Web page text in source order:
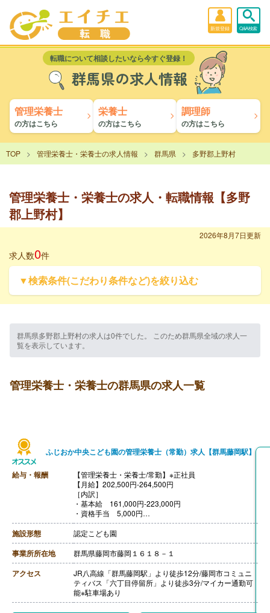
新規登録 Q&A検索
転職について相談したいなら今すぐ登録！
群馬県の求人情報
管理栄養士
の方はこちら
栄養士
の方はこちら
調理師
の方はこちら
TOP 管理栄養士・栄養士の求人情報 群馬県 多野郡上野村
管理栄養士・栄養士の求人・転職情報【多野
郡上野村】
2026年8月7日更新
求人数0件
▼検索条件(こだわり条件など)を絞り込む
群馬県多野郡上野村の求人は0件でした。 このため群馬県全域の求人一
覧を表示しています。
管理栄養士・栄養士の群馬県の求人一覧
ふじおか中央こども園の管理栄養士（常勤）求人【群馬藤岡駅】
給与・報酬
【管理栄養士・栄養士/常勤】※正社員
【月給】202,500円-264,500円
［内訳］
・基本給 161,000円-223,000円
・資格手当 5,000円
・処遇1手当 10,000円
・処遇3手当 10,000円
・処遇改善手当 16,500円
【賞与】年2回（計2.00ヶ月分）※前年度実績
【通勤手当】あり（上限5,000円/月）
【昇給】あり（1月あたり0.00％-4.00％）※前年度実績
【退職金】あり※勤続1年以上、共済加入
++++++++++++++++++++
【管理栄養士・栄養士/常勤】※パート
施設形態 認定こども園
事業所所在地 群馬県藤岡市藤岡１６１８－１
アクセス
JR八高線「群馬藤岡駅」より徒歩12分/藤岡市コミュニ
ティバス「六丁目停留所」より徒歩3分/マイカー通勤可
能※駐車場あり